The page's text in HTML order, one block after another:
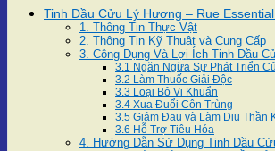
Tinh Dầu Cửu Lý Hương – Rue
1. Thông Tin Thực Vật
2. Thông Tin Kỹ Thuật và Cung Cấp
3. Công Dụng Và Lợi Ích Tinh Dầu
3.1 Ngăn Ngừa Sự Phát Triển
3.2 Làm Thuốc Giải Độc
3.3 Loại Bỏ Vi Khuẩn
3.4 Xua Đuổi Côn Trùng
3.5 Giảm Đau và Làm Dịu Thần
3.6 Hỗ Trợ Tiêu Hóa
4. Hướng Dẫn Sử Dụng Tinh Dầu